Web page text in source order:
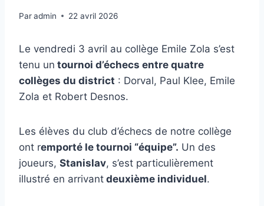
Paradmin 22 avril 2026
Le vendredi 3 avril au collège Emile Zola s’est
tenu un tournoi d’échecs entre quatre
collèges du district : Dorval, Paul Klee, Emile
Zola et Robert Desnos.
Les élèves du club d’échecs de notre collège
ont remporté le tournoi “équipe”. Un des
joueurs, Stanislav, s’est particulièrement
illustré en arrivant deuxième individuel.